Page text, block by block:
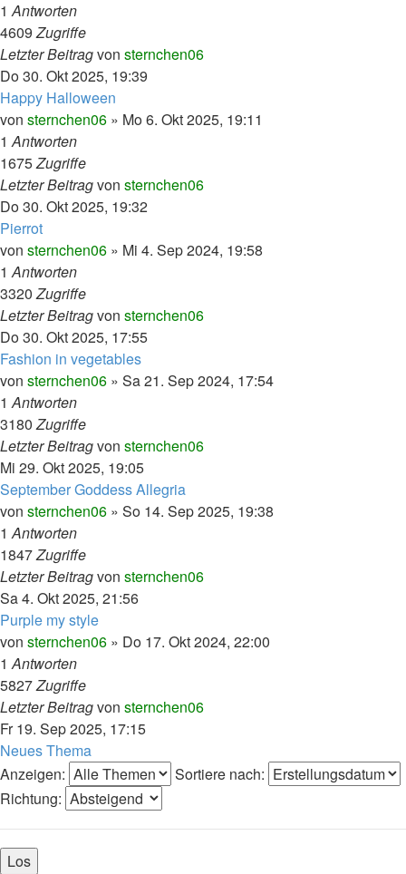
1Antworten
4609Zugriffe
Letzter Beitragvon sternchen06
Do 30. Okt 2025, 19:39
Happy Halloween
von sternchen06 » Mo 6. Okt 2025, 19:11
1Antworten
1675Zugriffe
Letzter Beitragvon sternchen06
Do 30. Okt 2025, 19:32
Pierrot
von sternchen06 » Mi 4. Sep 2024, 19:58
1Antworten
3320Zugriffe
Letzter Beitragvon sternchen06
Do 30. Okt 2025, 17:55
Fashion in vegetables
von sternchen06 » Sa 21. Sep 2024, 17:54
1Antworten
3180Zugriffe
Letzter Beitragvon sternchen06
Mi 29. Okt 2025, 19:05
September Goddess Allegria
von sternchen06 » So 14. Sep 2025, 19:38
1Antworten
1847Zugriffe
Letzter Beitragvon sternchen06
Sa 4. Okt 2025, 21:56
Purple my style
von sternchen06 » Do 17. Okt 2024, 22:00
1Antworten
5827Zugriffe
Letzter Beitragvon sternchen06
Fr 19. Sep 2025, 17:15
Neues Thema
Anzeigen:
Sortiere nach:
Richtung: